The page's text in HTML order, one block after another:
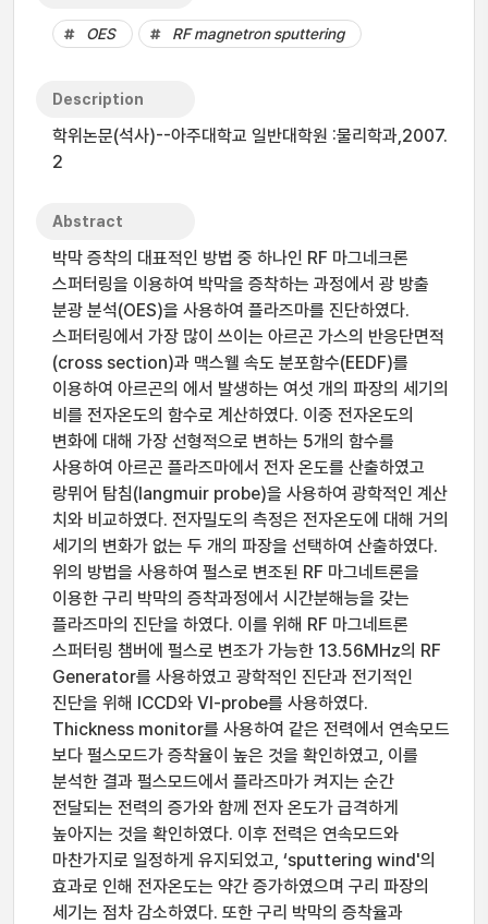
OES RF magnetron sputtering
Description
학위논문(석사)--아주대학교 일반대학원 :물리학과,2007.
2
Abstract
박막 증착의 대표적인 방법 중 하나인 RF 마그네크론
스퍼터링을 이용하여 박막을 증착하는 과정에서 광 방출
분광 분석(OES)을 사용하여 플라즈마를 진단하였다.
스퍼터링에서 가장 많이 쓰이는 아르곤 가스의 반응단면적
(cross section)과 맥스웰 속도 분포함수(EEDF)를
이용하여 아르곤의 에서 발생하는 여섯 개의 파장의 세기의
비를 전자온도의 함수로 계산하였다. 이중 전자온도의
변화에 대해 가장 선형적으로 변하는 5개의 함수를
사용하여 아르곤 플라즈마에서 전자 온도를 산출하였고
랑뮈어 탐침(langmuir probe)을 사용하여 광학적인 계산
치와 비교하였다. 전자밀도의 측정은 전자온도에 대해 거의
세기의 변화가 없는 두 개의 파장을 선택하여 산출하였다.
위의 방법을 사용하여 펄스로 변조된 RF 마그네트론을
이용한 구리 박막의 증착과정에서 시간분해능을 갖는
플라즈마의 진단을 하였다. 이를 위해 RF 마그네트론
스퍼터링 챔버에 펄스로 변조가 가능한 13.56MHz의 RF
Generator를 사용하였고 광학적인 진단과 전기적인
진단을 위해 ICCD와 VI-probe를 사용하였다.
Thickness monitor를 사용하여 같은 전력에서 연속모드
보다 펄스모드가 증착율이 높은 것을 확인하였고, 이를
분석한 결과 펄스모드에서 플라즈마가 켜지는 순간
전달되는 전력의 증가와 함께 전자 온도가 급격하게
높아지는 것을 확인하였다. 이후 전력은 연속모드와
마찬가지로 일정하게 유지되었고, ‘sputtering wind'의
효과로 인해 전자온도는 약간 증가하였으며 구리 파장의
세기는 점차 감소하였다. 또한 구리 박막의 증착율과